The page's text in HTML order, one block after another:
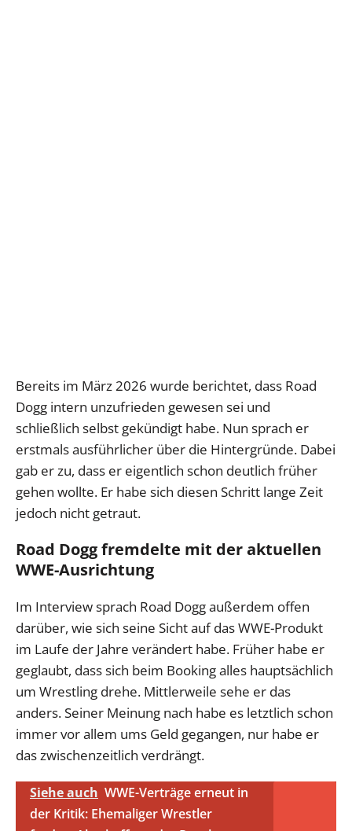
Bereits im März 2026 wurde berichtet, dass Road
Dogg intern unzufrieden gewesen sei und
schließlich selbst gekündigt habe. Nun sprach er
erstmals ausführlicher über die Hintergründe. Dabei
gab er zu, dass er eigentlich schon deutlich früher
gehen wollte. Er habe sich diesen Schritt lange Zeit
jedoch nicht getraut.
Road Dogg fremdelte mit der aktuellen
WWE-Ausrichtung
Im Interview sprach Road Dogg außerdem offen
darüber, wie sich seine Sicht auf das WWE-Produkt
im Laufe der Jahre verändert habe. Früher habe er
geglaubt, dass sich beim Booking alles hauptsächlich
um Wrestling drehe. Mittlerweile sehe er das
anders. Seiner Meinung nach habe es letztlich schon
immer vor allem ums Geld gegangen, nur habe er
das zwischenzeitlich verdrängt.
Siehe auch WWE-Verträge erneut in
der Kritik: Ehemaliger Wrestler